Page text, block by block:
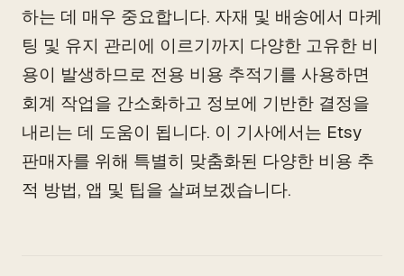
하는 데 매우 중요합니다. 자재 및 배송에서 마케
팅 및 유지 관리에 이르기까지 다양한 고유한 비
용이 발생하므로 전용 비용 추적기를 사용하면
회계 작업을 간소화하고 정보에 기반한 결정을
내리는 데 도움이 됩니다. 이 기사에서는 Etsy
판매자를 위해 특별히 맞춤화된 다양한 비용 추
적 방법, 앱 및 팁을 살펴보겠습니다.